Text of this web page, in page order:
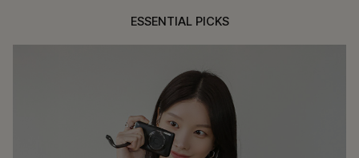
ESSENTIAL PICKS
함께할 때 더욱 완벽한, 합리적인 선택으로 채우는 즐거움
필첸체크 스트링블라우스+플레어스커트SET